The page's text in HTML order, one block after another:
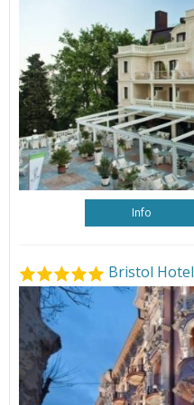
Info
Bristol Hotel